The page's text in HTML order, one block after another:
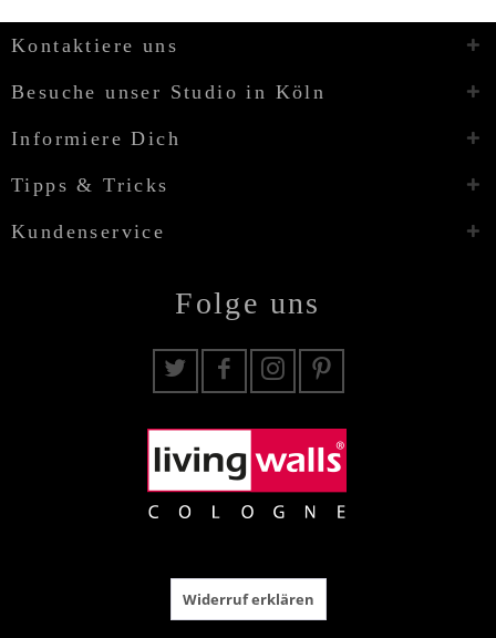
Kontaktiere uns
Besuche unser Studio in Köln
Informiere Dich
Tipps & Tricks
Kundenservice
Folge uns
Widerruf erklären